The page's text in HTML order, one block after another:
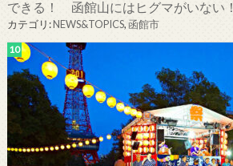
できる！ 函館山にはヒグマがいない！
カテゴリ:NEWS&TOPICS,函館市